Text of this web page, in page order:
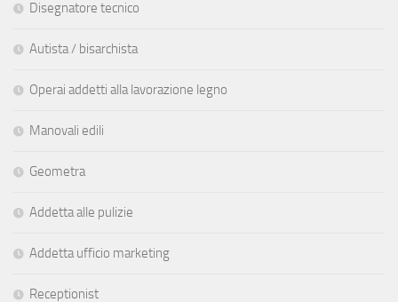
Disegnatore tecnico
Autista / bisarchista
Operai addetti alla lavorazione legno
Manovali edili
Geometra
Addetta alle pulizie
Addetta ufficio marketing
Receptionist